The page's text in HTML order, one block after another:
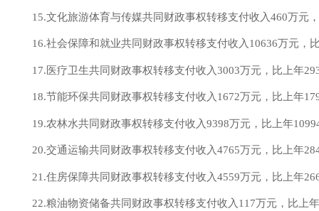
15.文化旅游体育与传媒共同财政事权转移支付收入460万元
16.社会保障和就业共同财政事权转移支付收入 10636万元，
17.医疗卫生共同财政事权转移支付收入3003万元，比上年
18.节能环保共同财政事权转移支付收入 1672万元，比上年
19.农林水共同财政事权转移支付收入9398万元，比上年1
20.交通运输共同财政事权转移支付收入4765万元，比上年
21.住房保障共同财政事权转移支付收入4559万元，比上年
22.粮油物资储备共同财政事权转移支付收入 117万元，比上年